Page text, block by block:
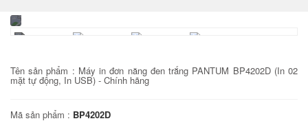
Tên sản phẩm : Máy in đơn năng đen trắng PANTUM BP4202D (In 02
mặt tự động, In USB) - Chính hãng
Mã sản phẩm : BP4202D